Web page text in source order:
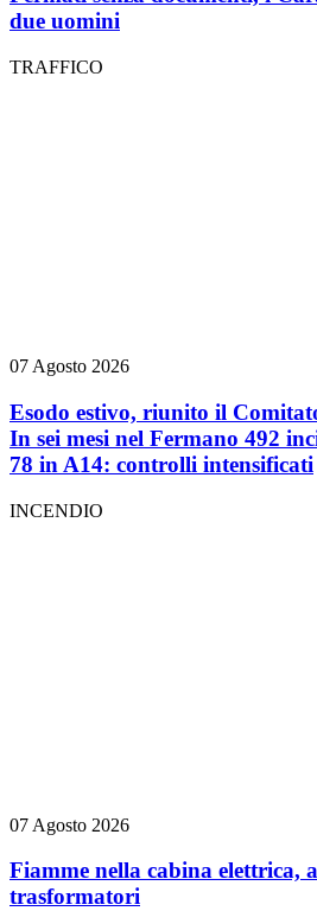
due uomini
TRAFFICO
07 Agosto 2026
Esodo estivo, riunito il
In sei mesi nel Fermano 492
78 in A14: controlli intensificati
INCENDIO
07 Agosto 2026
Fiamme nella cabina elettrica,
trasformatori